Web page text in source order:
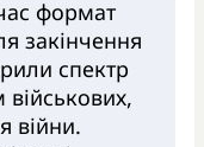
формат
закінчення
спектр
війни.